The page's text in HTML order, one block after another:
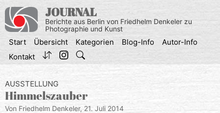
Inhalt
springen
JOURNAL
Berichte aus Berlin von Friedhelm Denkeler zu
Photographie und Kunst
Start Übersicht Kategorien Blog-Info
Autor-Info
Kontakt
AUSSTELLUNG
Himmelszauber
Von Friedhelm Denkeler, 21. Juli 2014